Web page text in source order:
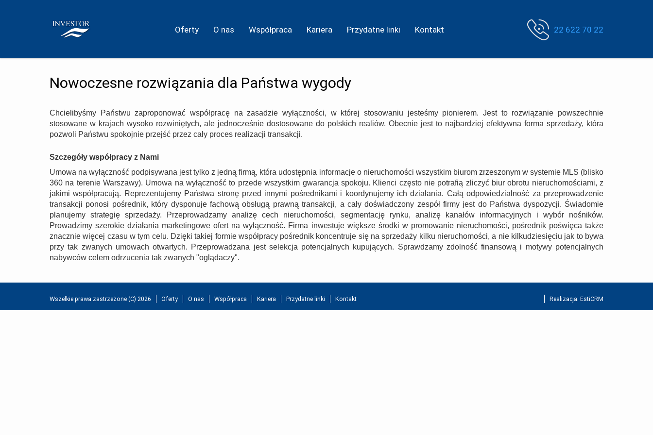
Oferty O nas Współpraca Kariera Przydatne linki Kontakt 22 622 70 22
Nowoczesne rozwiązania dla Państwa wygody
Chcielibyśmy Państwu zaproponować współpracę na zasadzie wyłączności, w której stosowaniu jesteśmy pionierem. Jest to rozwiązanie powszechnie
stosowane w krajach wysoko rozwiniętych, ale jednocześnie dostosowane do polskich realiów. Obecnie jest to najbardziej efektywna forma sprzedaży, która
pozwoli Państwu spokojnie przejść przez cały proces realizacji transakcji.
Szczegóły współpracy z Nami
Umowa na wyłączność podpisywana jest tylko z jedną firmą, która udostępnia informacje o nieruchomości wszystkim biurom zrzeszonym w systemie MLS (blisko
360 na terenie Warszawy). Umowa na wyłączność to przede wszystkim gwarancja spokoju. Klienci często nie potrafią zliczyć biur obrotu nieruchomościami, z
jakimi współpracują. Reprezentujemy Państwa stronę przed innymi pośrednikami i koordynujemy ich działania. Całą odpowiedzialność za przeprowadzenie
transakcji ponosi pośrednik, który dysponuje fachową obsługą prawną transakcji, a cały doświadczony zespół firmy jest do Państwa dyspozycji. Świadomie
planujemy strategię sprzedaży. Przeprowadzamy analizę cech nieruchomości, segmentację rynku, analizę kanałów informacyjnych i wybór nośników.
Prowadzimy szerokie działania marketingowe ofert na wyłączność. Firma inwestuje większe środki w promowanie nieruchomości, pośrednik poświęca także
znacznie więcej czasu w tym celu. Dzięki takiej formie współpracy pośrednik koncentruje się na sprzedaży kilku nieruchomości, a nie kilkudziesięciu jak to bywa
przy tak zwanych umowach otwartych. Przeprowadzana jest selekcja potencjalnych kupujących. Sprawdzamy zdolność finansową i motywy potencjalnych
nabywców celem odrzucenia tak zwanych "oglądaczy".
Wszelkie prawa zastrzeżone (C) 2026 Oferty O nas Współpraca Kariera Przydatne linki Kontakt Realizacja: EstiCRM